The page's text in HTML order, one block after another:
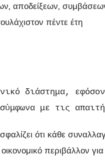
αποδείξεων,
πέντε έτη
διάστημα,
με τις
ότι κάθε
περιβάλλον για